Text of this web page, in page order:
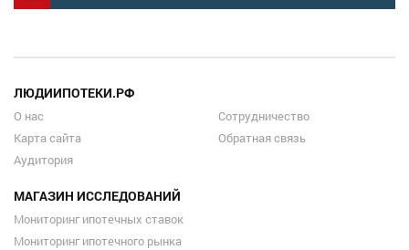
ЛЮДИИПОТЕКИ.РФ
О нас
Карта сайта
Аудитория
Сотрудничество
Обратная связь
МАГАЗИН ИССЛЕДОВАНИЙ
Мониторинг ипотечных ставок
Мониторинг ипотечного рынка